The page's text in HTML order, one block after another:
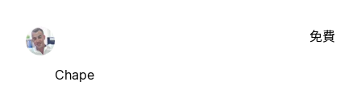
Chape
免費